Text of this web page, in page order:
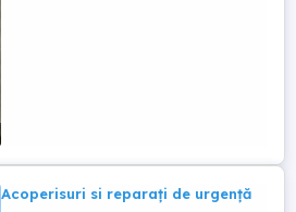
Acoperisuri si reparați de urgență